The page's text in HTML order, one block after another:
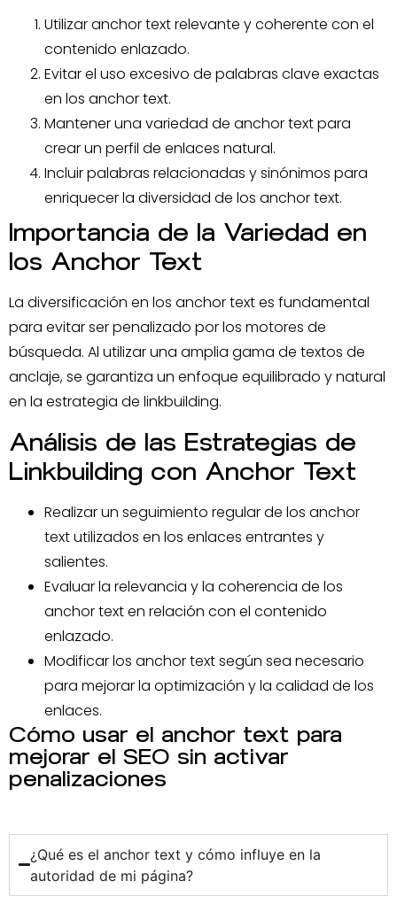
Utilizar anchor text relevante y coherente con el
contenido enlazado.
Evitar el uso excesivo de palabras clave exactas
en los anchor text.
Mantener una variedad de anchor text para
crear un perfil de enlaces natural.
Incluir palabras relacionadas y sinónimos para
enriquecer la diversidad de los anchor text.
Importancia de la Variedad en
los Anchor Text
La diversificación en los anchor text es fundamental
para evitar ser penalizado por los motores de
búsqueda. Al utilizar una amplia gama de textos de
anclaje, se garantiza un enfoque equilibrado y natural
en la estrategia de linkbuilding.
Análisis de las Estrategias de
Linkbuilding con Anchor Text
Realizar un seguimiento regular de los anchor
text utilizados en los enlaces entrantes y
salientes.
Evaluar la relevancia y la coherencia de los
anchor text en relación con el contenido
enlazado.
Modificar los anchor text según sea necesario
para mejorar la optimización y la calidad de los
enlaces.
Cómo usar el anchor text para
mejorar el SEO sin activar
penalizaciones
¿Qué es el anchor text y cómo influye en la
autoridad de mi página?